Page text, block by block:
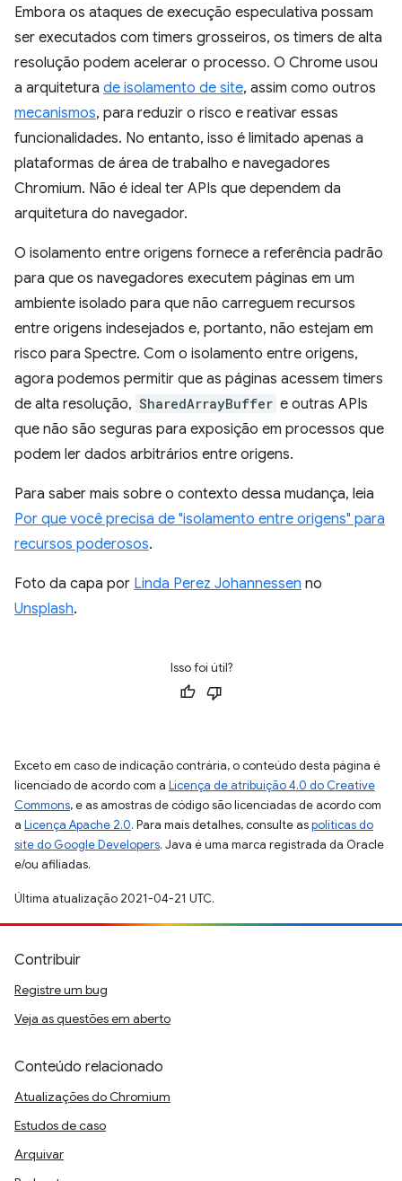
Embora os ataques de execução especulativa possam
ser executados com timers grosseiros, os timers de alta
resolução podem acelerar o processo. O Chrome usou
a arquitetura de isolamento de site, assim como outros
mecanismos, para reduzir o risco e reativar essas
funcionalidades. No entanto, isso é limitado apenas a
plataformas de área de trabalho e navegadores
Chromium. Não é ideal ter APIs que dependem da
arquitetura do navegador.
O isolamento entre origens fornece a referência padrão
para que os navegadores executem páginas em um
ambiente isolado para que não carreguem recursos
entre origens indesejados e, portanto, não estejam em
risco para Spectre. Com o isolamento entre origens,
agora podemos permitir que as páginas acessem timers
de alta resolução, SharedArrayBuffer e outras APIs
que não são seguras para exposição em processos que
podem ler dados arbitrários entre origens.
Para saber mais sobre o contexto dessa mudança, leia
Por que você precisa de "isolamento entre origens" para
recursos poderosos.
Foto da capa por Linda Perez Johannessen no
Unsplash.
Isso foi útil?
Exceto em caso de indicação contrária, o conteúdo desta página é
licenciado de acordo com a Licença de atribuição 4.0 do Creative
Commons, e as amostras de código são licenciadas de acordo com
a Licença Apache 2.0. Para mais detalhes, consulte aspolíticas do
site do Google Developers. Java é uma marca registrada da Oracle
e/ou afiliadas.
Última atualização 2021-04-21 UTC.
Contribuir
Registre um bug
Veja as questões em aberto
Conteúdo relacionado
Atualizações do Chromium
Estudos de caso
Arquivar